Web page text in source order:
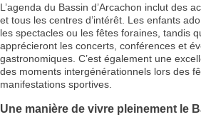
L’agenda du Bassin d’Arcachon inclut des
et tous les centres d’intérêt. Les enfants
les spectacles ou les fêtes foraines, tandis
apprécieront les concerts, conférences et
gastronomiques. C’est également une
des moments intergénérationnels lors des
manifestations sportives.
Une manière de vivre pleinement le